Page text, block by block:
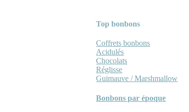
Top bonbons
Coffrets bonbons
Acidulés
Chocolats
Réglisse
Guimauve / Marshmallow
Bonbons par époque